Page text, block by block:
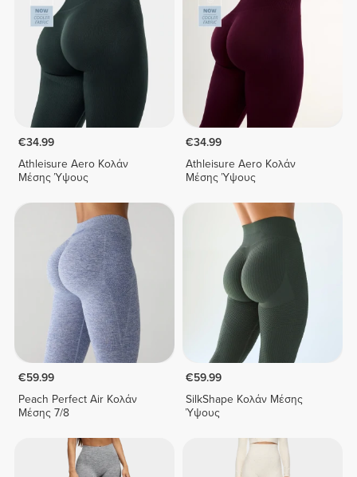
€34.99
Athleisure Aero Κολάν
Μέσης Ύψους
€34.99
Athleisure Aero Κολάν
Μέσης Ύψους
€59.99
Peach Perfect Air Κολάν
Μέσης 7/8
€59.99
SilkShape Κολάν Μέσης
Ύψους